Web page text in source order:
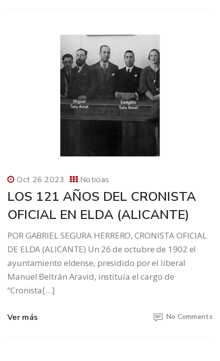
Oct 26 2023 Noticias
LOS 121 AÑOS DEL CRONISTA
OFICIAL EN ELDA (ALICANTE)
POR GABRIEL SEGURA HERRERO, CRONISTA OFICIAL
DE ELDA (ALICANTE) Un 26 de octubre de 1902 el
ayuntamiento eldense, presidido por el liberal
Manuel Beltrán Aravid, instituía el cargo de
“Cronista[…]
Ver más No Comments